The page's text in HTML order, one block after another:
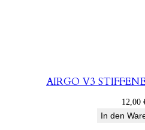
AIRGO V3
12,00
In den